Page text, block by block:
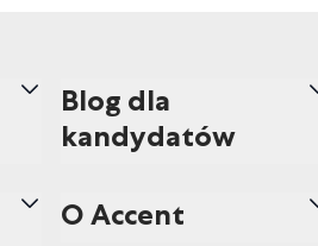
Blog dla
kandydatów
O Accent